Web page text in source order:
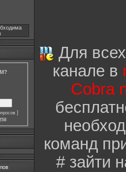
]
Для
канале в
Cobra
команд
# зайти